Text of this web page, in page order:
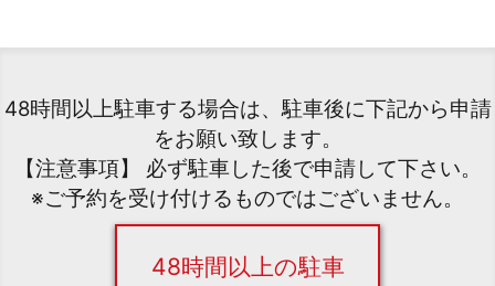
48時間以上駐車する場合は、駐車後に下記から申請
をお願い致します。
【注意事項】 必ず駐車した後で申請して下さい。
※ご予約を受け付けるものではございません。
48時間以上の駐車